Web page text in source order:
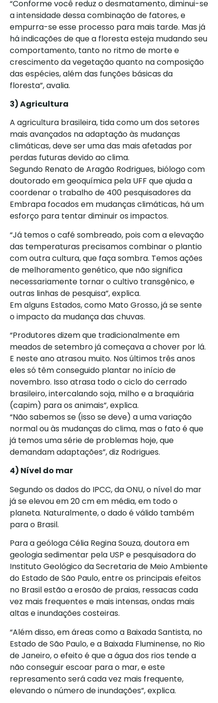
“Conforme você reduz o desmatamento, diminui-se
a intensidade dessa combinação de fatores, e
empurra-se esse processo para mais tarde. Mas já
há indicações de que a floresta esteja mudando seu
comportamento, tanto no ritmo de morte e
crescimento da vegetação quanto na composição
das espécies, além das funções básicas da
floresta”, avalia.
3) Agricultura
A agricultura brasileira, tida como um dos setores
mais avançados na adaptação às mudanças
climáticas, deve ser uma das mais afetadas por
perdas futuras devido ao clima.
Segundo Renato de Aragão Rodrigues, biólogo com
doutorado em geoquímica pela UFF que ajuda a
coordenar o trabalho de 400 pesquisadores da
Embrapa focados em mudanças climáticas, há um
esforço para tentar diminuir os impactos.
“Já temos o café sombreado, pois com a elevação
das temperaturas precisamos combinar o plantio
com outra cultura, que faça sombra. Temos ações
de melhoramento genético, que não significa
necessariamente tornar o cultivo transgênico, e
outras linhas de pesquisa”, explica.
Em alguns Estados, como Mato Grosso, já se sente
o impacto da mudança das chuvas.
“Produtores dizem que tradicionalmente em
meados de setembro já começava a chover por lá.
E neste ano atrasou muito. Nos últimos três anos
eles só têm conseguido plantar no início de
novembro. Isso atrasa todo o ciclo do cerrado
brasileiro, intercalando soja, milho e a braquiária
(capim) para os animais”, explica.
“Não sabemos se (isso se deve) a uma variação
normal ou às mudanças do clima, mas o fato é que
já temos uma série de problemas hoje, que
demandam adaptações”, diz Rodrigues.
4) Nível do mar
Segundo os dados do IPCC, da ONU, o nível do mar
já se elevou em 20 cm em média, em todo o
planeta. Naturalmente, o dado é válido também
para o Brasil.
Para a geóloga Célia Regina Souza, doutora em
geologia sedimentar pela USP e pesquisadora do
Instituto Geológico da Secretaria de Meio Ambiente
do Estado de São Paulo, entre os principais efeitos
no Brasil estão a erosão de praias, ressacas cada
vez mais frequentes e mais intensas, ondas mais
altas e inundações costeiras.
“Além disso, em áreas como a Baixada Santista, no
Estado de São Paulo, e a Baixada Fluminense, no Rio
de Janeiro, o efeito é que a água dos rios tende a
não conseguir escoar para o mar, e este
represamento será cada vez mais frequente,
elevando o número de inundações”, explica.